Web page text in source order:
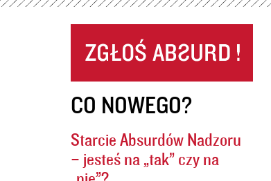
CO NOWEGO?
Starcie Absurdów Nadzoru
– jesteś na „tak” czy na